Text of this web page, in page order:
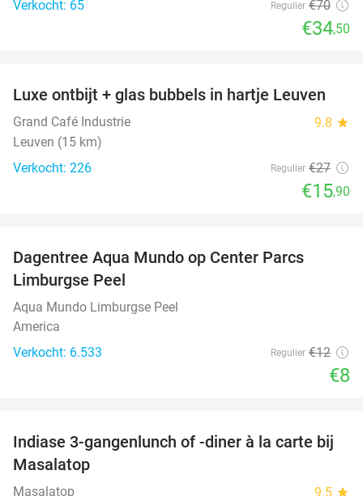
Verkocht: 65 Regulier €70
€34,50
41%
Luxe ontbijt + glas bubbels in hartje Leuven
Grand Café Industrie 9.8 star
Leuven (15 km)
Verkocht: 226
Regulier €27
€15,90
Dagentree Aqua Mundo op Center Parcs
Limburgse Peel
Aqua Mundo Limburgse Peel
America
Verkocht: 6.533
Regulier €12
€8
43%
Indiase 3-gangenlunch of -diner à la carte bij
Masalatop
Masalatop 9.5 star